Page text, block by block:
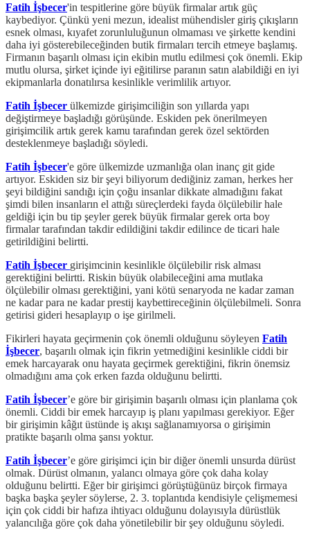
Fatih İşbecer'in tespitlerine göre büyük firmalar artık güç
kaybediyor. Çünkü yeni mezun, idealist mühendisler giriş çıkışların
esnek olması, kıyafet zorunluluğunun olmaması ve şirkette kendini
daha iyi gösterebileceğinden butik firmaları tercih etmeye başlamış.
Firmanın başarılı olması için ekibin mutlu edilmesi çok önemli. Ekip
mutlu olursa, şirket içinde iyi eğitilirse paranın satın alabildiği en iyi
ekipmanlarla donatılırsa kesinlikle verimlilik artıyor.
Fatih İşbecer ülkemizde girişimciliğin son yıllarda yapı
değiştirmeye başladığı görüşünde. Eskiden pek önerilmeyen
girişimcilik artık gerek kamu tarafından gerek özel sektörden
desteklenmeye başladığı söyledi.
Fatih İşbecer'e göre ülkemizde uzmanlığa olan inanç git gide
artıyor. Eskiden siz bir şeyi biliyorum dediğiniz zaman, herkes her
şeyi bildiğini sandığı için çoğu insanlar dikkate almadığını fakat
şimdi bilen insanların el attığı süreçlerdeki fayda ölçülebilir hale
geldiği için bu tip şeyler gerek büyük firmalar gerek orta boy
firmalar tarafından takdir edildiğini takdir edilince de ticari hale
getirildiğini belirtti.
Fatih İşbecer girişimcinin kesinlikle ölçülebilir risk alması
gerektiğini belirtti. Riskin büyük olabileceğini ama mutlaka
ölçülebilir olması gerektiğini, yani kötü senaryoda ne kadar zaman
ne kadar para ne kadar prestij kaybettireceğinin ölçülebilmeli. Sonra
getirisi gideri hesaplayıp o işe girilmeli.
Fikirleri hayata geçirmenin çok önemli olduğunu söyleyen Fatih
İşbecer, başarılı olmak için fikrin yetmediğini kesinlikle ciddi bir
emek harcayarak onu hayata geçirmek gerektiğini, fikrin önemsiz
olmadığını ama çok erken fazda olduğunu belirtti.
Fatih İşbecer’e göre bir girişimin başarılı olması için planlama çok
önemli. Ciddi bir emek harcayıp iş planı yapılması gerekiyor. Eğer
bir girişimin kâğıt üstünde iş akışı sağlanamıyorsa o girişimin
pratikte başarılı olma şansı yoktur.
Fatih İşbecer’e göre girişimci için bir diğer önemli unsurda dürüst
olmak. Dürüst olmanın, yalancı olmaya göre çok daha kolay
olduğunu belirtti. Eğer bir girişimci görüştüğünüz birçok firmaya
başka başka şeyler söylerse, 2. 3. toplantıda kendisiyle çelişmemesi
için çok ciddi bir hafıza ihtiyacı olduğunu dolayısıyla dürüstlük
yalancılığa göre çok daha yönetilebilir bir şey olduğunu söyledi.